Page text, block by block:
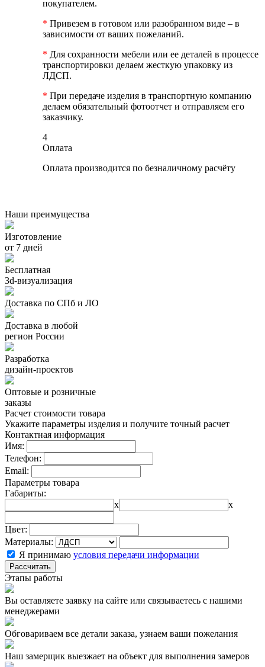
покупателем.
* Привезем в готовом или разобранном виде – в
зависимости от ваших пожеланий.
* Для сохранности мебели или ее деталей в процессе
транспортировки делаем жесткую упаковку из
ЛДСП.
* При передаче изделия в транспортную компанию
делаем обязательный фотоотчет и отправляем его
заказчику.
4
Оплата
Оплата производится по безналичному расчёту
Наши преимущества
Изготовление
от 7 дней
Бесплатная
3d-визуализация
Доставка по СПб и ЛО
Доставка в любой
регион России
Разработка
дизайн-проектов
Оптовые и розничные
заказы
Расчет стоимости товара
Укажите параметры изделия и получите точный расчет
Контактная информация
Имя:
Телефон:
Email:
Параметры товара
Габариты:
x
x
Цвет:
Материалы:
Я принимаю условия передачи информации
Рассчитать
Этапы работы
Вы оставляете заявку на сайте или связываетесь с нашими
менеджерами
Обговариваем все детали заказа, узнаем ваши пожелания
Наш замерщик выезжает на объект для выполнения замеров